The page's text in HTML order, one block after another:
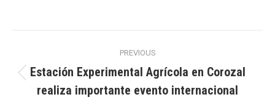
navigation
PREVIOUS
Previous
post:
Estación Experimental Agrícola en Corozal
realiza importante evento internacional